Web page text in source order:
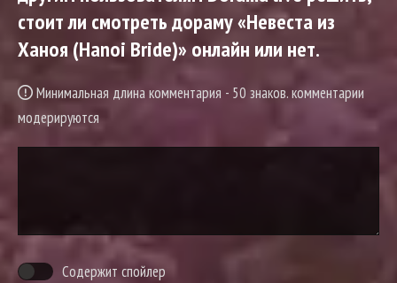
стоит ли смотреть дораму «Невеста из
Ханоя (Hanoi Bride)» онлайн или нет.
Минимальная длина комментария - 50 знаков. комментарии
модерируются
Содержит спойлер